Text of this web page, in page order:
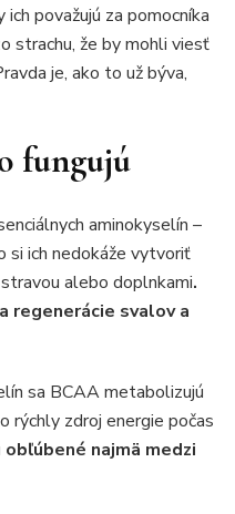
považujú za pomocníka
strachu, že by mohli viesť
je, ako to už býva,
fungujú
aminokyselín –
si ich nedokáže vytvoriť
alebo doplnkami.
regenerácie svalov a
sa BCAA metabolizujú
rýchly zdroj energie počas
najmä medzi